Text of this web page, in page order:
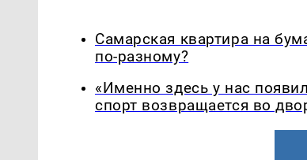
Самарская квартира на
по-разному?
«Именно здесь у нас
спорт возвращается во